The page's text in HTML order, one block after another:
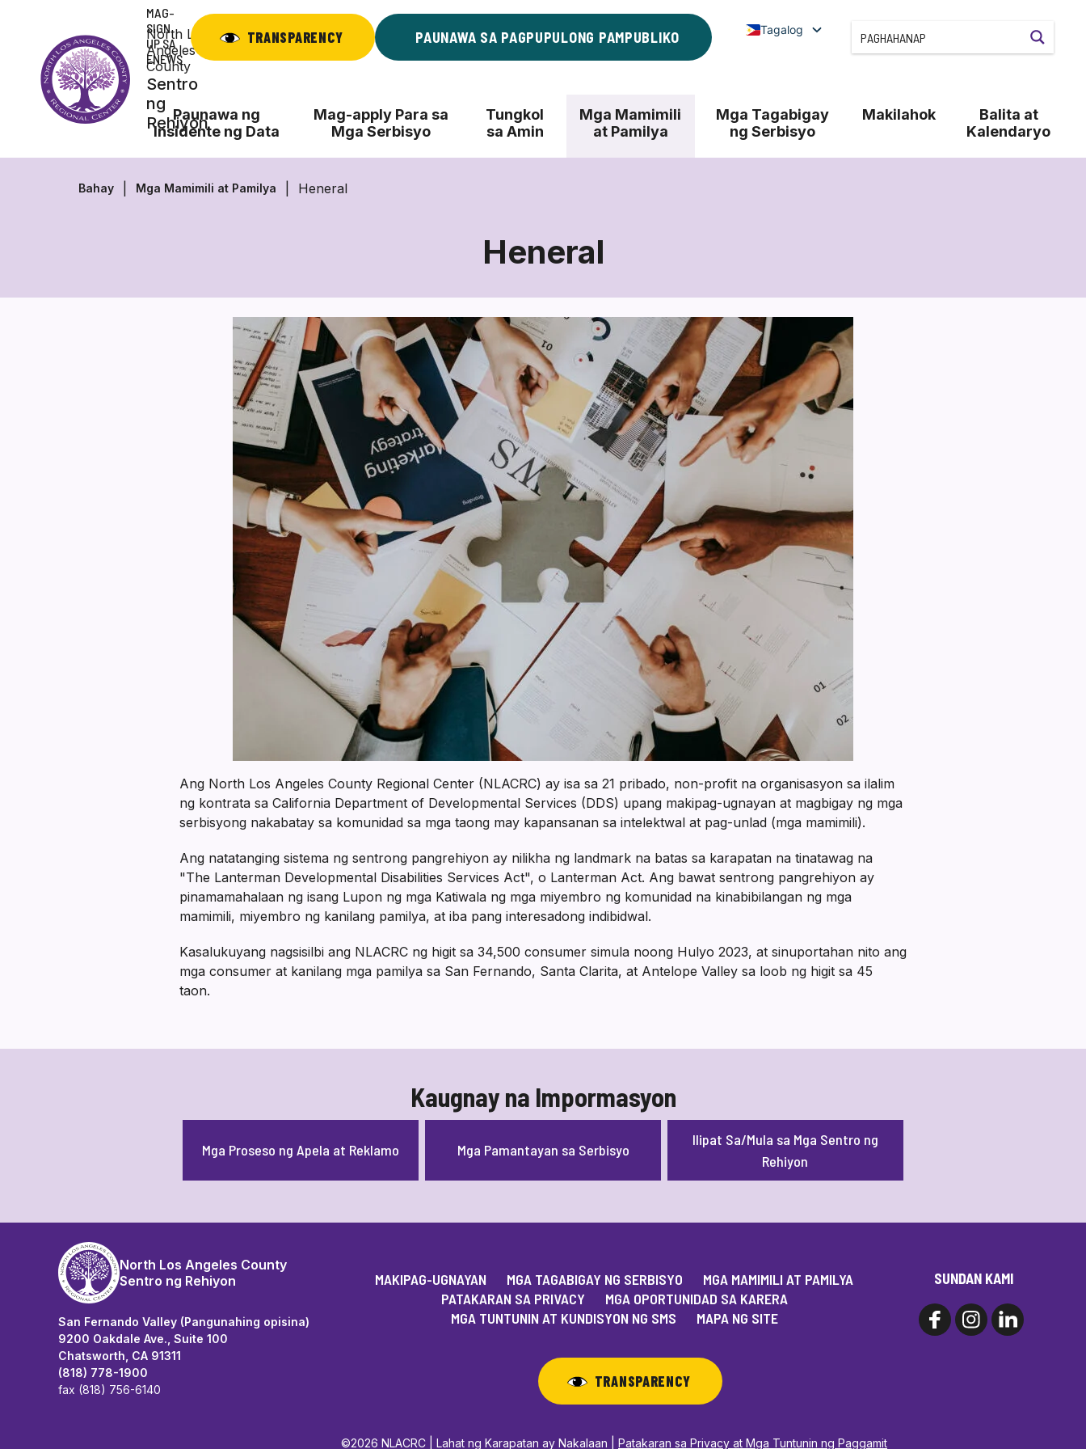
nilalaman
North Los
Angeles
County
Sentro
ng
Rehiyon
MAG-
SIGN
UP SA
ENEWS
TRANSPARENCY PAUNAWA SA PAGPUPULONG PAMPUBLIKO Tagalog
Paunawa ng
Insidente ng Data
Mag-apply Para sa
Mga Serbisyo
Tungkol
sa Amin
Mga Mamimili
at Pamilya
Mga Tagabigay
ng Serbisyo
Makilahok
Balita at
Kalendaryo
Bahay Mga Mamimili at Pamilya Heneral
Heneral
Heneral
Ang North Los Angeles County Regional Center (NLACRC) ay isa sa 21 pribado, non-profit na organisasyon sa ilalim
ng kontrata sa California Department of Developmental Services (DDS) upang makipag-ugnayan at magbigay ng mga
serbisyong nakabatay sa komunidad sa mga taong may kapansanan sa intelektwal at pag-unlad (mga mamimili).
Ang natatanging sistema ng sentrong pangrehiyon ay nilikha ng landmark na batas sa karapatan na tinatawag na
"The Lanterman Developmental Disabilities Services Act", o Lanterman Act. Ang bawat sentrong pangrehiyon ay
pinamamahalaan ng isang Lupon ng mga Katiwala ng mga miyembro ng komunidad na kinabibilangan ng mga
mamimili, miyembro ng kanilang pamilya, at iba pang interesadong indibidwal.
Kasalukuyang nagsisilbi ang NLACRC ng higit sa 34,500 consumer simula noong Hulyo 2023, at sinuportahan nito ang
mga consumer at kanilang mga pamilya sa San Fernando, Santa Clarita, at Antelope Valley sa loob ng higit sa 45
taon.
Kaugnay na Impormasyon
Mga Proseso ng Apela at Reklamo Mga Pamantayan sa Serbisyo
Ilipat Sa/Mula sa Mga Sentro ng
Rehiyon
North Los Angeles County
Sentro ng Rehiyon
San Fernando Valley (Pangunahing opisina)
9200 Oakdale Ave., Suite 100
Chatsworth, CA 91311
(818) 778-1900
fax (818) 756-6140
MAKIPAG-UGNAYAN MGA TAGABIGAY NG SERBISYO
MGA MAMIMILI AT PAMILYA
PATAKARAN SA PRIVACY
MGA OPORTUNIDAD SA KARERA
MGA TUNTUNIN AT KUNDISYON NG SMS
MAPA NG SITE
TRANSPARENCY
©2026 NLACRC | Lahat ng Karapatan ay Nakalaan | Patakaran sa Privacy at Mga Tuntunin ng Paggamit
SUNDAN KAMI